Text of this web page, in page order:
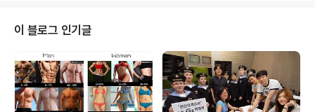
치스크린 센서를 통합한 형태의 인셀 디스플레이이며, JDI
자체 설계 기술로 작은 화면에서도 4K급의 해상도를 구현
할 수 있는 것이 장점입니다. 이러한 기능으로 MacRumo
s를 비롯한 해외 IT매체는 아이폰7이 방수 및 감압터치가
가능한 디스플레이를 탑재해 방진/방수를 지원할 것이라
추정하고 있..
이 블로그 인기글